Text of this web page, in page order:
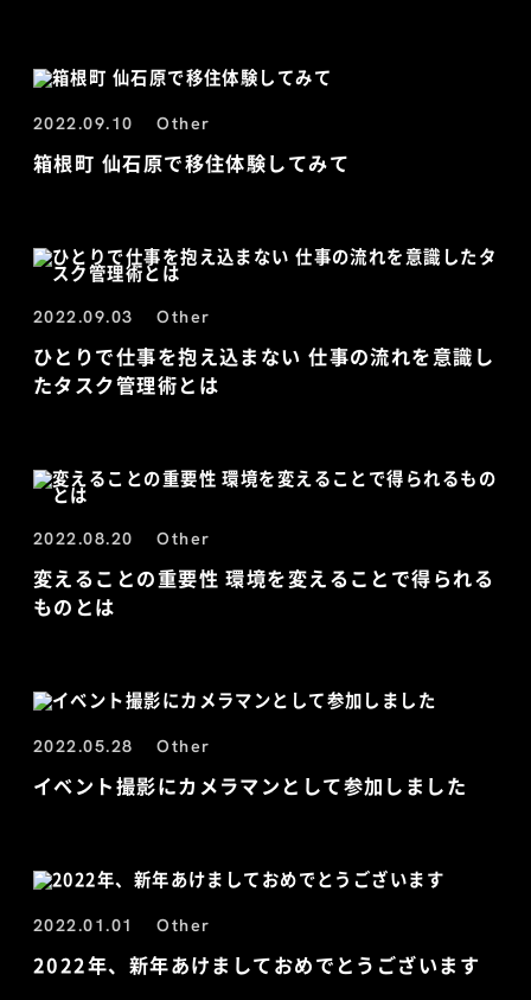
2022.09.10 Other
箱根町 仙石原で移住体験してみて
2022.09.03 Other
ひとりで仕事を抱え込まない 仕事の流れを意識し
たタスク管理術とは
2022.08.20 Other
変えることの重要性 環境を変えることで得られる
ものとは
2022.05.28 Other
イベント撮影にカメラマンとして参加しました
2022.01.01 Other
2022年、新年あけましておめでとうございます